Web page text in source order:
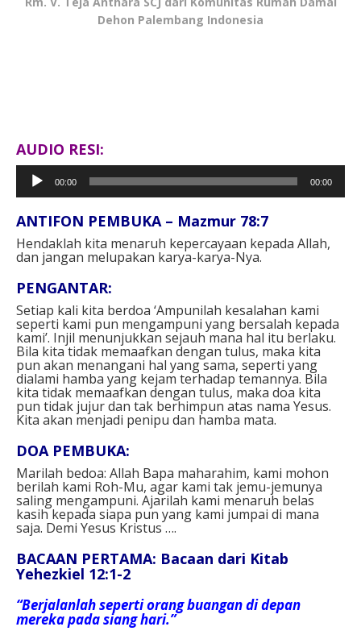
Dehon Palembang Indonesia
AUDIO RESI:
Pemutar
Audio
00:00 00:00
ANTIFON PEMBUKA – Mazmur 78:7
Hendaklah kita menaruh kepercayaan kepada Allah,
dan jangan melupakan karya-karya-Nya.
PENGANTAR:
Setiap kali kita berdoa ‘Ampunilah kesalahan kami
seperti kami pun mengampuni yang bersalah kepada
kami’. Injil menunjukkan sejauh mana hal itu berlaku.
Bila kita tidak memaafkan dengan tulus, maka kita
pun akan menangani hal yang sama, seperti yang
dialami hamba yang kejam terhadap temannya. Bila
kita tidak memaafkan dengan tulus, maka doa kita
pun tidak jujur dan tak berhimpun atas nama Yesus.
Kita akan menjadi penipu dan hamba mata.
DOA PEMBUKA:
Marilah bedoa: Allah Bapa maharahim, kami mohon
berilah kami Roh-Mu, agar kami tak jemu-jemunya
saling mengampuni. Ajarilah kami menaruh belas
kasih kepada siapa pun yang kami jumpai di mana
saja. Demi Yesus Kristus ….
BACAAN PERTAMA: Bacaan dari Kitab
Yehezkiel 12:1-2
“Berjalanlah seperti orang buangan di depan
mereka pada siang hari.”